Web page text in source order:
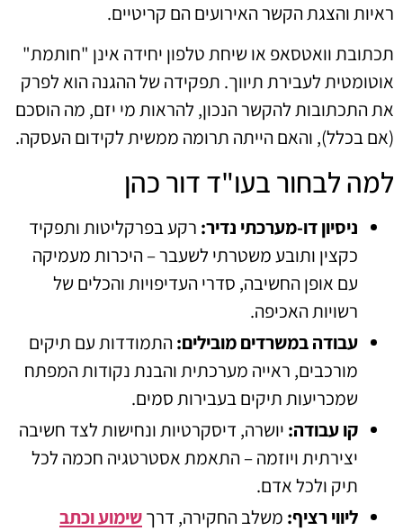
ראיות והצגת הקשר האירועים הם קריטיים.
תכתובת וואטסאפ או שיחת טלפון יחידה אינן "חותמת"
אוטומטית לעבירת תיווך. תפקידה של ההגנה הוא לפרק
את התכתובות להקשר הנכון, להראות מי יזם, מה הוסכם
(אם בכלל), והאם הייתה תרומה ממשית לקידום העסקה.
למה לבחור בעו"ד דור כהן
ניסיון דו-מערכתי נדיר: רקע בפרקליטות ותפקיד
כקצין ותובע משטרתי לשעבר – היכרות מעמיקה
עם אופן החשיבה, סדרי העדיפויות והכלים של
רשויות האכיפה.
עבודה במשרדים מובילים: התמודדות עם תיקים
מורכבים, ראייה מערכתית והבנת נקודות המפתח
שמכריעות תיקים בעבירות סמים.
קו עבודה: יושרה, דיסקרטיות ונחישות לצד חשיבה
יצירתית ויוזמה – התאמת אסטרטגיה חכמה לכל
תיק ולכל אדם.
ליווי רציף: משלב החקירה, דרךשימוע וכתב